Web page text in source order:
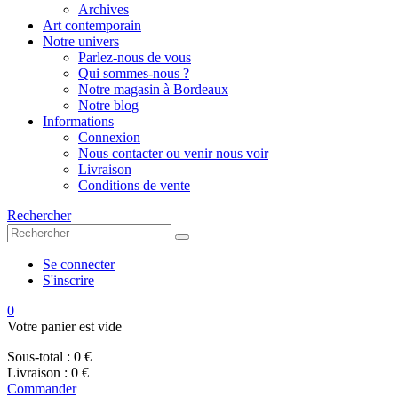
Archives
Art contemporain
Notre univers
Parlez-nous de vous
Qui sommes-nous ?
Notre magasin à Bordeaux
Notre blog
Informations
Connexion
Nous contacter ou venir nous voir
Livraison
Conditions de vente
Rechercher
Se connecter
S'inscrire
0
Votre panier est vide
Sous-total : 0 €
Livraison : 0 €
Commander